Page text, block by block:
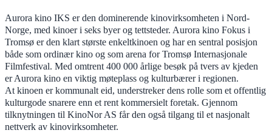
Aurora kino IKS er den dominerende kinovirksomheten i Nord-
Norge, med kinoer i seks byer og tettsteder. Aurora kino Fokus i
Tromsø er den klart største enkeltkinoen og har en sentral posisjon
både som ordinær kino og som arena for Tromsø Internasjonale
Filmfestival. Med omtrent 400 000 årlige besøk på tvers av kjeden
er Aurora kino en viktig møteplass og kulturbærer i regionen.
At kinoen er kommunalt eid, understreker dens rolle som et offentlig
kulturgode snarere enn et rent kommersielt foretak. Gjennom
tilknytningen til KinoNor AS får den også tilgang til et nasjonalt
nettverk av kinovirksomheter.